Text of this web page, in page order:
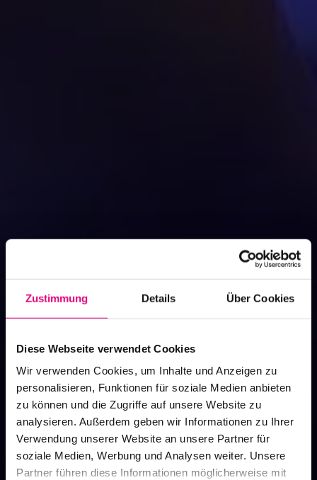
Zustimmung Details Über Cookies
Diese Webseite verwendet Cookies
Wir verwenden Cookies, um Inhalte und Anzeigen zu
personalisieren, Funktionen für soziale Medien anbieten
zu können und die Zugriffe auf unsere Website zu
analysieren. Außerdem geben wir Informationen zu Ihrer
Verwendung unserer Website an unsere Partner für
soziale Medien, Werbung und Analysen weiter. Unsere
Partner führen diese Informationen möglicherweise mit
Events Archive